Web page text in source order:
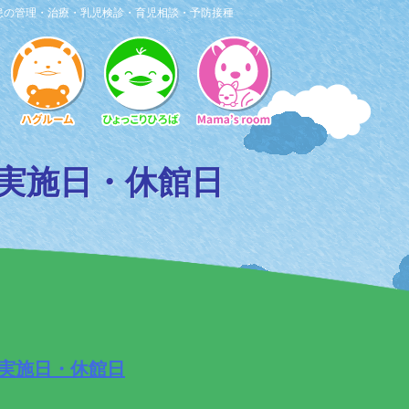
管理・治療・乳児検診・育児相談・予防接種
施日・休館日
施日・休館日